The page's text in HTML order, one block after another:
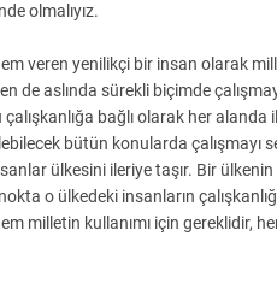
olmalıyız.
veren yenilikçi bir insan olarak
de aslında sürekli biçimde
çalışkanlığa bağlı olarak her
bütün konularda
ülkesini ileriye taşır. Bir
o ülkedeki insanların
milletin kullanımı için gereklidir,